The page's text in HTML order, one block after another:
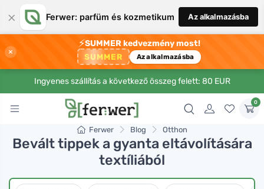
× Ferwer: parfüm és kozmetikum Az alkalmazásba
×
⚡SUMMER kedvezmény most!
SUMMER Az alkalmazásba
Ingyenes szállítás a következő összeg felett: 80 EUR
0
Ferwer Blog Otthon
Bevált tippek a gyanta eltávolítására
textíliából